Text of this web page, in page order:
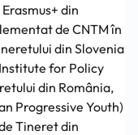
din
de CNTM în
din Slovenia
for Policy
din România,
Progressive Youth)
Tineret din